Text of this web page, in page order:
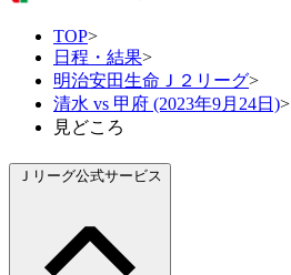
TOP>
日程・結果>
明治安田生命Ｊ２リーグ>
清水 vs 甲府 (2023年9月24日)>
見どころ
Ｊリーグ公式サービス